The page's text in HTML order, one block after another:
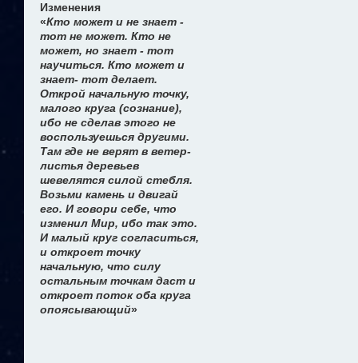
Изменения
«Кто может и не знает -
тот не может. Кто не
может, но знает - тот
научиться. Кто может и
знает- тот делает.
Открой начальную точку,
малого круга (сознание),
ибо не сделав этого не
воспользуешься другими.
Там где не верят в ветер-
листья деревьев
шевелятся силой стебля.
Возьми камень и двигай
его. И говори себе, что
изменил Мир, ибо так это.
И малый круг согласиться,
и откроет точку
начальную, что силу
остальным точкам даст и
откроет поток оба круга
опоясывающий»